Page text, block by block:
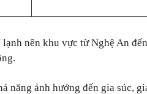
nên khu vực từ Nghệ An
năng ảnh hưởng đến gia súc,